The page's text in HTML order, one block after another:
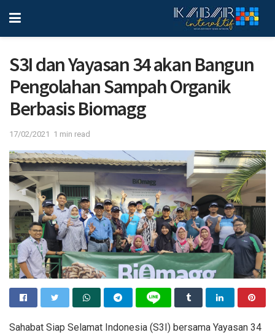
S3I dan Yayasan 34 akan Bangun
Pengolahan Sampah Organik
Berbasis Biomagg
17/02/2021 1 min read
Sahabat Siap Selamat Indonesia (S3I) bersama Yayasan 34